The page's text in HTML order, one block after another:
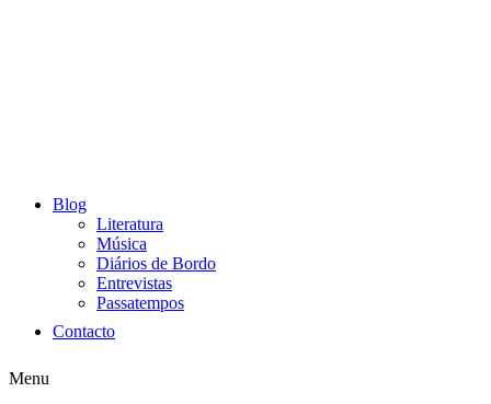
Blog
Literatura
Música
Diários de Bordo
Entrevistas
Passatempos
Contacto
Menu